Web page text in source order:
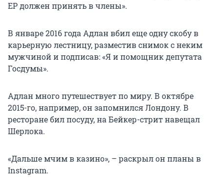
ЕР должен принять в члены».
В январе 2016 года Адлан вбил еще одну скобу в
карьерную лестницу, разместив снимок с неким
мужчиной и подписав: «Я и помощник депутата
Госдумы».
Адлан много путешествует по миру. В октябре
2015-го, например, он запомнился Лондону. В
ресторане бил посуду, на Бейкер-стрит навещал
Шерлока.
«Дальше мчим в казино», – раскрыл он планы в
Instagram.